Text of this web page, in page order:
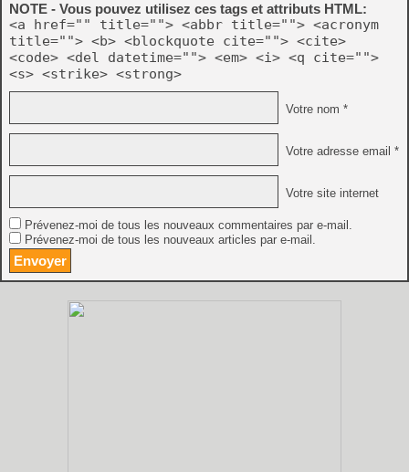
NOTE - Vous pouvez utilisez ces tags et attributs HTML:
<a href="" title=""> <abbr title=""> <acronym
title=""> <b> <blockquote cite=""> <cite>
<code> <del datetime=""> <em> <i> <q cite="">
<s> <strike> <strong>
Votre nom *
Votre adresse email *
Votre site internet
Prévenez-moi de tous les nouveaux commentaires par e-mail.
Prévenez-moi de tous les nouveaux articles par e-mail.